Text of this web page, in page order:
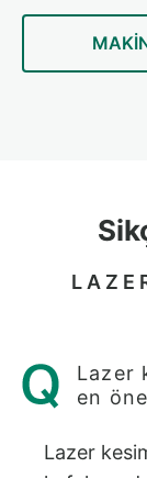
Lazer
en
Lazer